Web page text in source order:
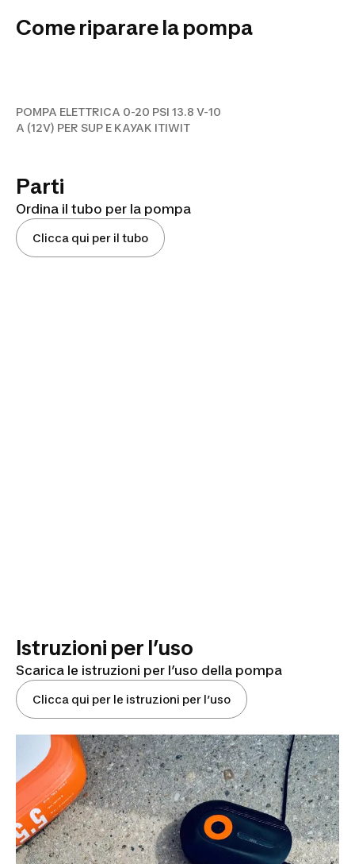
Come riparare la pompa
POMPA ELETTRICA 0-20 PSI
POMPA ELETTRICA 0-20 PSI 13.8 V-10
A (12V) PER SUP E KAYAK ITIWIT
Parti
Ordina il tubo per la pompa
Clicca qui per il tubo
Istruzioni per l’uso
Scarica le istruzioni per l’uso della pompa
Clicca qui per le istruzioni per l’uso